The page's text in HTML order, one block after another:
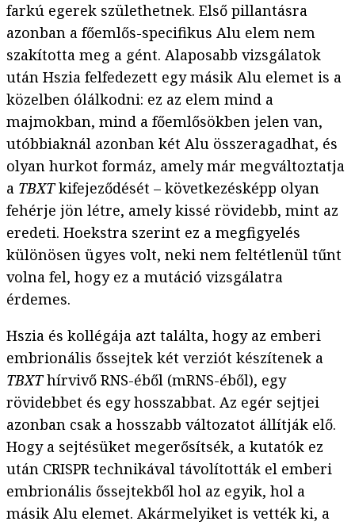
farkú egerek születhetnek. Első pillantásra
azonban a főemlős-specifikus Alu elem nem
szakította meg a gént. Alaposabb vizsgálatok
után Hszia felfedezett egy másik Alu elemet is a
közelben ólálkodni: ez az elem mind a
majmokban, mind a főemlősökben jelen van,
utóbbiaknál azonban két Alu összeragadhat, és
olyan hurkot formáz, amely már megváltoztatja
a TBXTkifejeződését – következésképp olyan
fehérje jön létre, amely kissé rövidebb, mint az
eredeti. Hoekstra szerint ez a megfigyelés
különösen ügyes volt, neki nem feltétlenül tűnt
volna fel, hogy ez a mutáció vizsgálatra
érdemes.
Hszia és kollégája azt találta, hogy az emberi
embrionális őssejtek két verziót készítenek a
TBXThírvivő RNS-éből (mRNS-éből), egy
rövidebbet és egy hosszabbat. Az egér sejtjei
azonban csak a hosszabb változatot állítják elő.
Hogy a sejtésüket megerősítsék, a kutatók ez
után CRISPR technikával távolították el emberi
embrionális őssejtekből hol az egyik, hol a
másik Alu elemet. Akármelyiket is vették ki, a